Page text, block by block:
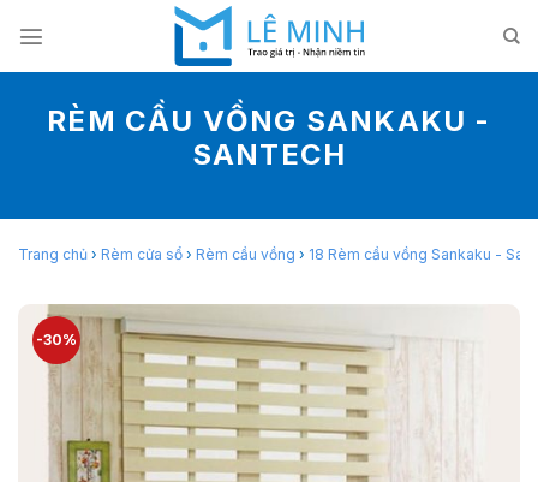
content
RÈM CẦU VỒNG SANKAKU -
SANTECH
Trang chủ › Rèm cửa sổ › Rèm cầu vồng › 18 Rèm cầu vồng Sankaku -
-30%